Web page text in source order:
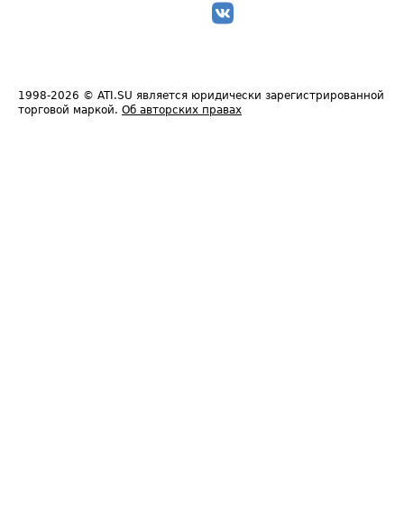
1998-2026 © ATI.SU является юридически зарегистрированной
торговой маркой. Об авторских правах